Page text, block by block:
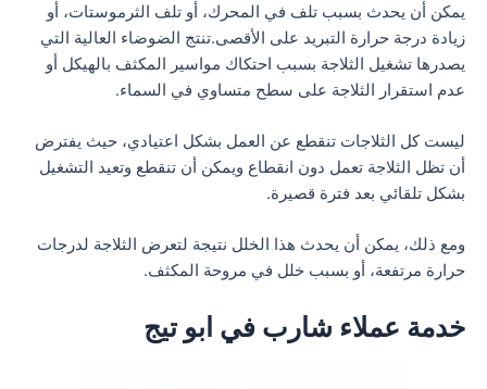
يمكن أن يحدث بسبب تلف في المحرك، أو تلف الثرموستات، أو
زيادة درجة حرارة التبريد على الأقصى.تنتج الضوضاء العالية التي
يصدرها تشغيل الثلاجة بسبب احتكاك مواسير المكثف بالهيكل أو
عدم استقرار الثلاجة على سطح متساوي في السماء.
ليست كل الثلاجات تنقطع عن العمل بشكل اعتيادي، حيث يفترض
أن تظل الثلاجة تعمل دون انقطاع ويمكن أن تنقطع وتعيد التشغيل
بشكل تلقائي بعد فترة قصيرة.
ومع ذلك، يمكن أن يحدث هذا الخلل نتيجة لتعرض الثلاجة لدرجات
حرارة مرتفعة، أو بسبب خلل في مروحة المكثف.
خدمة عملاء شارب في ابو تيج